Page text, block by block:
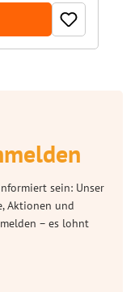
sein: Unser
Aktionen und
– es lohnt